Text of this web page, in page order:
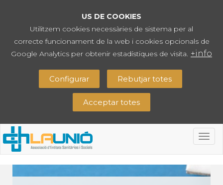
US DE COOKIES
Utilitzem cookies necessàries de sistema per al
correcte funcionament de la web i cookies opcionals de
Google Analytics per obtenir estadístiques de visita. +info
Configurar Rebutjar totes
Acceptar totes